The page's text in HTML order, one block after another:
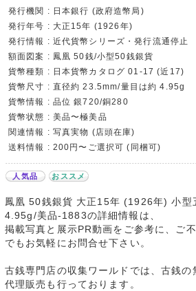
発行機関 : 日本銀行 (政府造幣局)
発行年号 : 大正15年 (1926年)
発行情報 : 近代貨幣シリーズ・発行流通停止
額面図案 : 鳳凰 50銭/小型50銭銀貨
貨幣種類 : 日本貨幣カタログ 01-17 (近17)
貨幣尺寸 : 直径約 23.5mm/量目は約 4.95g
貨幣情報 : 品位 銀720/銅280
貨幣状態 : 美品〜極美品
関連情報 : 写真実物 (店頭在庫)
送料情報 : 200円〜ご選択可 (同梱可)
人気品 おススメ
鳳凰 50銭銀貨 大正15年 (1926年) 小型
4.95g/美品-1883の詳細情報は、
掲載写真と展示PR動画をご参考に、ご
でもお気軽にお問合せ下さい。
古銭専門店の収集ワールドでは、古銭の
代理販売も行っております。